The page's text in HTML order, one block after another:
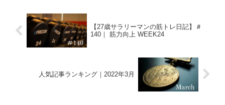
【27歳サラリーマンの筋トレ日記】＃
140｜ 筋力向上 WEEK24
人気記事ランキング｜2022年3月